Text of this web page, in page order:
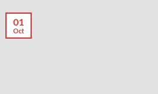
01
Oct